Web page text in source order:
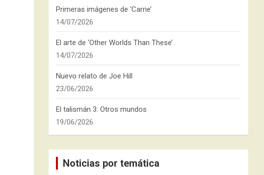
Primeras imágenes de ‘Carrie’
14/07/2026
El arte de ‘Other Worlds Than These’
14/07/2026
Nuevo relato de Joe Hill
23/06/2026
El talismán 3: Otros mundos
19/06/2026
Noticias por temática